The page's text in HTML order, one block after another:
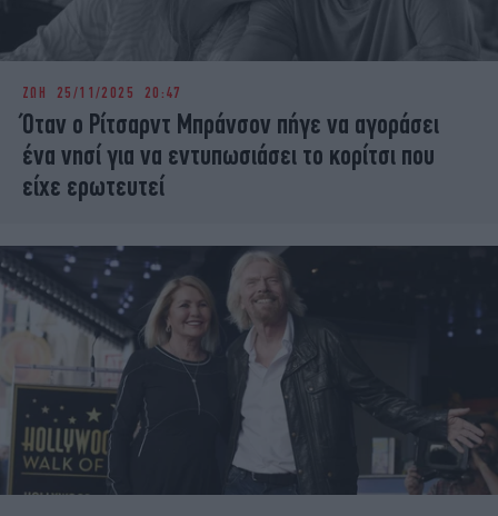
ΖΩΗ 25/11/2025 20:47
Όταν ο Ρίτσαρντ Μπράνσον πήγε να αγοράσει
ένα νησί για να εντυπωσιάσει το κορίτσι που
είχε ερωτευτεί